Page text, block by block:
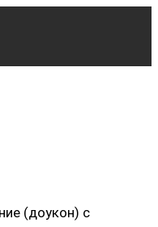
(доукон) с